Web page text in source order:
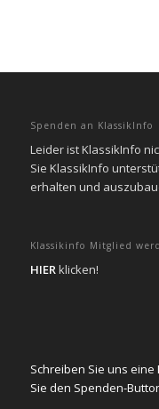
Spenden an KlassikInfo
Leider ist KlassikInfo
Sie KlassikInfo
erhalten und
Klassikinfo Mitglied
HIERklicken!
Schreiben Sie uns
Sie den Spenden-